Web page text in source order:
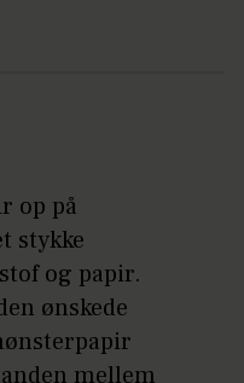
op på
stykke
og papir.
ønskede
mellem